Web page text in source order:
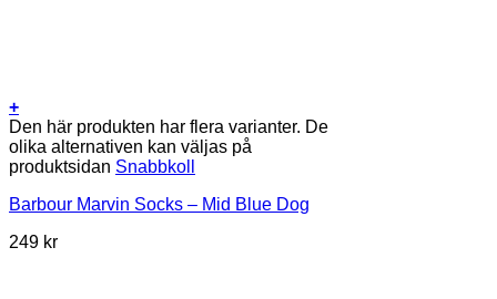
+
Den här produkten har flera varianter. De
olika alternativen kan väljas på
produktsidan Snabbkoll
Barbour Marvin Socks – Mid Blue Dog
249 kr